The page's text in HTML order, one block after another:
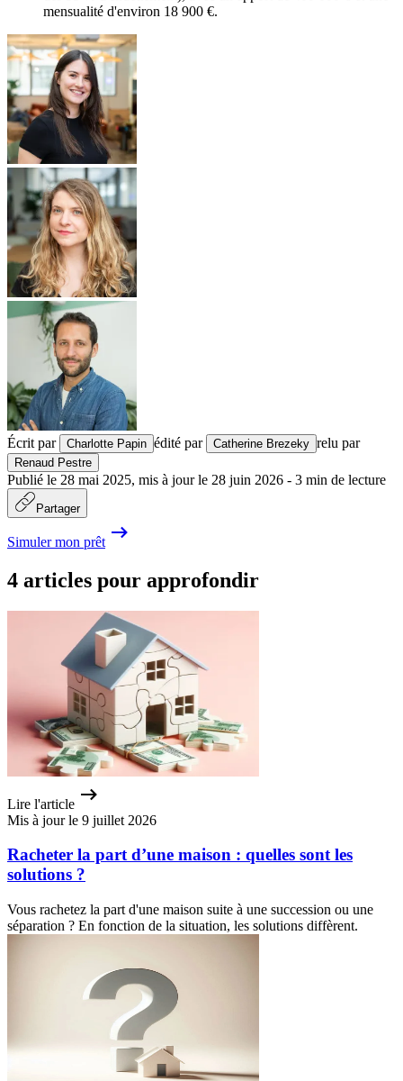
mensualité d'environ 18 900 €.
Écrit par Charlotte Papin édité par Catherine Brezeky relu par
Renaud Pestre
Publié le 28 mai 2025, mis à jour le 28 juin 2026 - 3 min de lecture
Partager
Simuler mon prêt
4 articles pour approfondir
Lire l'article
Mis à jour le 9 juillet 2026
Racheter la part d’une maison : quelles sont les
solutions ?
Vous rachetez la part d'une maison suite à une succession ou une
séparation ? En fonction de la situation, les solutions diffèrent.